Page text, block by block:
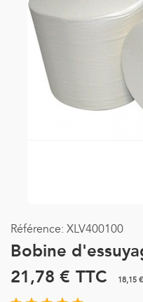
Référence: XLV400100
Bobine
21,78 € TTC 18,15